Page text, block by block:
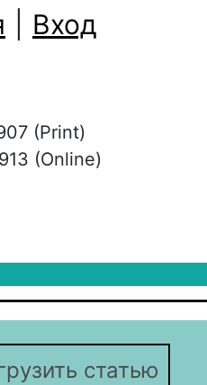
Вход
(Print)
(Online)
статью